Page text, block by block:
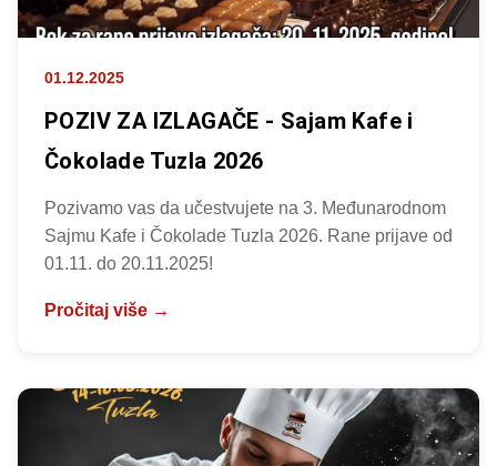
01.12.2025
POZIV ZA IZLAGAČE - Sajam Kafe i
Čokolade Tuzla 2026
Pozivamo vas da učestvujete na 3. Međunarodnom
Sajmu Kafe i Čokolade Tuzla 2026. Rane prijave od
01.11. do 20.11.2025!
Pročitaj više →